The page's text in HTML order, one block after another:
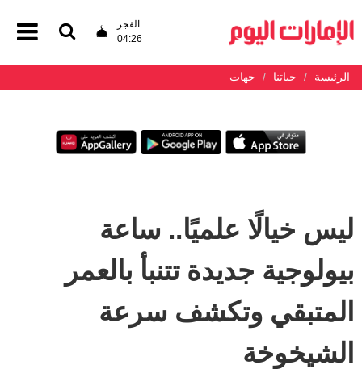
الفجر
04:26
الرئيسة حياتنا جهات
ليس خيالًا علميًا.. ساعة
بيولوجية جديدة تتنبأ بالعمر
المتبقي وتكشف سرعة
الشيخوخة